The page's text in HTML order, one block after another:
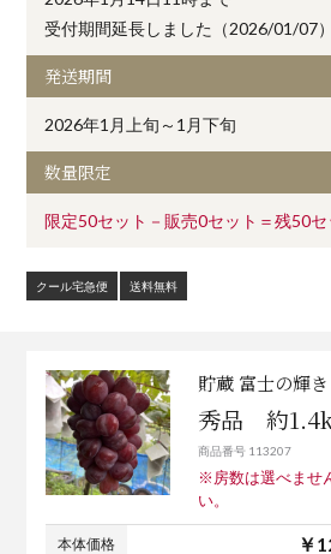
受付期間延長しました（2026/01/07）
発送期間
2026年1月上旬～1月下旬
数量限定
限定50セット－販売0セット＝残50セ
クール宅急便 送料無料
貯蔵 富士の輝き
秀品 約
商品番号 113207
※房数は選べませ
い。
本体価格 ￥